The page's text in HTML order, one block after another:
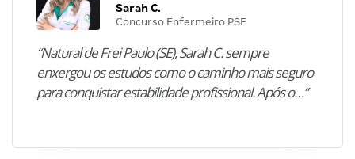
Sarah C.
Concurso Enfermeiro PSF
“Natural de Frei Paulo (SE), Sarah C. sempre
enxergou os estudos como o caminho mais seguro
para conquistar estabilidade profissional. Após o…”